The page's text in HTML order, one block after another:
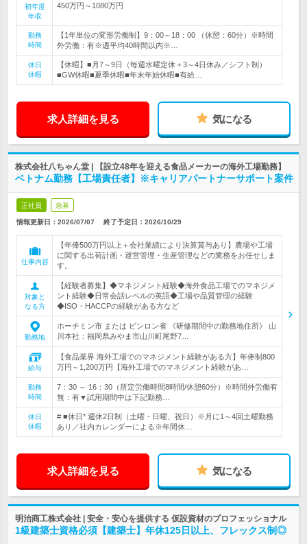
初年度
年収
450万円～1080万円
勤務
時間
【1年単位の変形労働制】9：00～18：00 （休憩：60分）※時間
外労働：有※週平均40時間以内※…
休日
休暇
【休暇】■月7～9日（毎週水曜定休＋3～4日休み／シフト制）
■GW休暇■夏季休暇■年末年始休暇■有給…
求人詳細を見る 気になる
株式会社八ちゃん堂 | 【設立48年を迎える食品メーカーの海外工場勤務】
ベトナム勤務【工場責任者】※キャリアパートナーサポート案件
正社員 急募
情報更新日：2026/07/07 終了予定日： 2026/10/29
仕事内容
【年俸500万円以上＋会社業績により決算賞与あり】農場や工場
に関する出荷計画・運営管理・生産管理などの業務をお任せしま
す。
対象と
なる方
【経験者募集】◆マネジメント経験◆海外食品工場でのマネジメ
ント経験◆日常会話レベルの英語◆工場や品質管理の経験
◆ISO・HACCPの経験がある方など
勤務地
ホーチミン市 または ビンロン省 《研修期間中の勤務地住所》 山
川本社：福岡県みやま市山川町尾野7…
給与
【食品業界 海外工場でのマネジメント経験がある方】年俸制800
万円～1,200万円【海外工場でのマネジメント経験があ…
勤務
時間
7：30 ～ 16：30（所定労働時間8時間/休憩60分）※時間外労働有
無：有▼試用期間中は下記勤務…
休日
休暇
# ■休日* 週休2日制（土曜・日曜、祝日）※月に1～4回土曜勤務
あり／社内カレンダーによる※年間休…
求人詳細を見る 気になる
明治商工株式会社 | 安全・安心を提供する 仮設資材のプロフェッショナル
1級建築士資格必須【建築士】年休125日以上、フレックス制◎